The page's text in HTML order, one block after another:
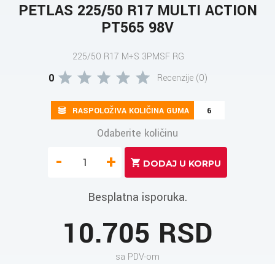
PETLAS 225/50 R17 MULTI ACTION
PT565 98V
225/50 R17 M+S 3PMSF RG
0 Recenzije (0)
RASPOLOŽIVA KOLIČINA GUMA 6
Odaberite količinu
- +
Besplatna isporuka.
10.705 RSD
sa PDV-om